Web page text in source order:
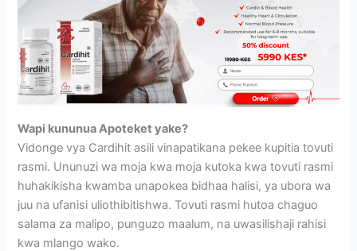
Wapi kununua Apoteket yake?
Vidonge vya Cardihit asili vinapatikana pekee kupitia tovuti
rasmi. Ununuzi wa moja kwa moja kutoka kwa tovuti rasmi
huhakikisha kwamba unapokea bidhaa halisi, ya ubora wa
juu na ufanisi uliothibitishwa. Tovuti rasmi hutoa chaguo
salama za malipo, punguzo maalum, na uwasilishaji rahisi
kwa mlango wako.